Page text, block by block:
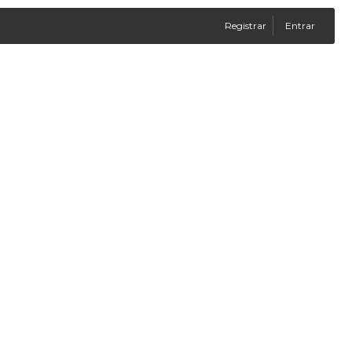
Registrar Entrar